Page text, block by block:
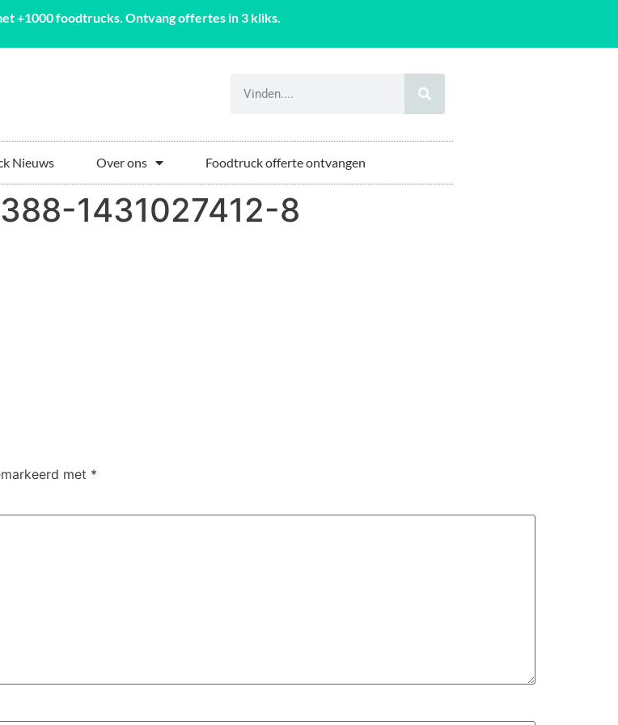
+1000 foodtrucks. Ontvang offertes in 3 kliks.
Nieuws Over ons Foodtruck offerte ontvangen
1431027412-8
met *